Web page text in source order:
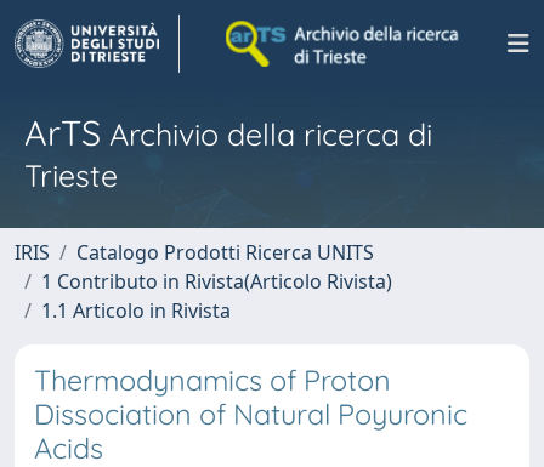
ArTS Archivio della ricerca di
Trieste
IRIS
Catalogo Prodotti Ricerca UNITS
1 Contributo in Rivista(Articolo Rivista)
1.1 Articolo in Rivista
Thermodynamics of Proton
Dissociation of Natural Poyuronic
Acids